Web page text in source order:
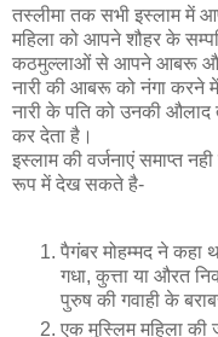
तस्लीमा तक सभी इस्लाम में
महिला को आपने शौहर के
कठमुल्लाओं से आपने आबरू और
नारी की आबरू को नंगा करने
नारी के पति को उनकी
कर देता है।
इस्लाम की वर्जनाएं समाप्‍त
रूप में देख सकते है-
पैगंबर मोहम्मद ने
गधा, कुत्ता या औरत
पुरुष की गवाही के
एक मुस्लिम महिला की